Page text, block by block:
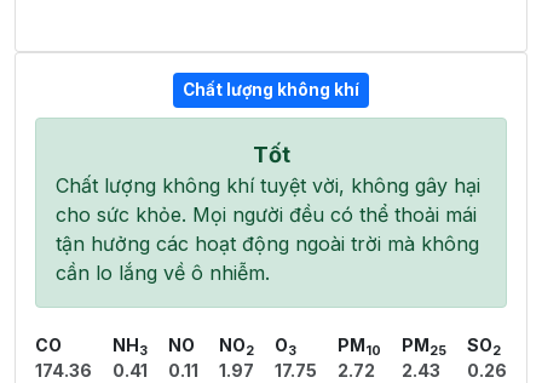
Chất lượng không khí
Tốt
Chất lượng không khí tuyệt vời, không gây hại
cho sức khỏe. Mọi người đều có thể thoải mái
tận hưởng các hoạt động ngoài trời mà không
cần lo lắng về ô nhiễm.
CO
174.36
NH 3
0.41
NO
0.11
NO2
1.97
O3
17.75
PM 10
2.72
PM 25
2.43
SO2
0.26